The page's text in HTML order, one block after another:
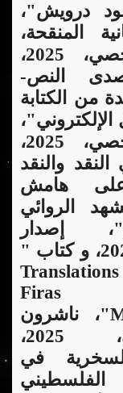
درويش"،
المنقحة،
إصدار شخصي، 2025،
النص-
من الكتابة
إصدار شخصي، 2025،
والنقد
على هامش
الروائي
إصدار
شخصي، 2025، و كتاب "
Muhammad"، ناشرون
فلسطينيون، 2025،
في